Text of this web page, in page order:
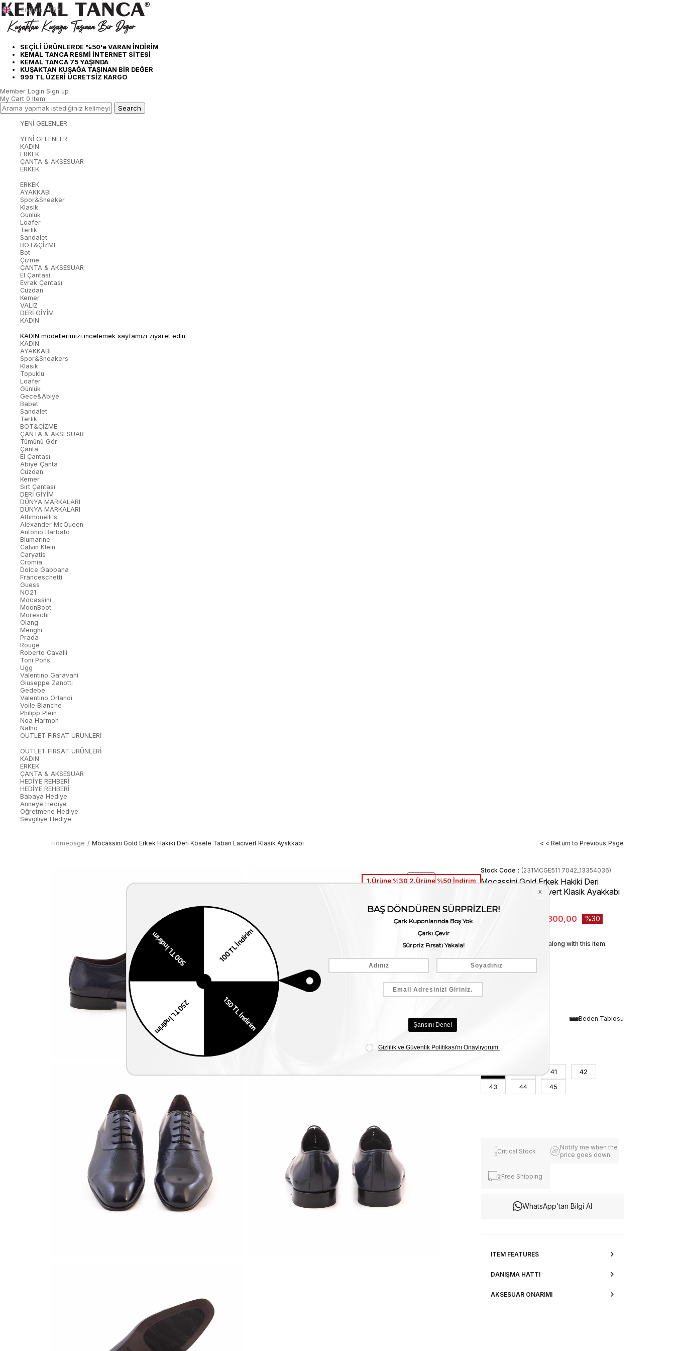
SEÇİLİ ÜRÜNLERDE %50'e VARAN İNDİRİM
KEMAL TANCA RESMİ İNTERNET SİTESİ
KEMAL TANCA 75 YAŞINDA
KUŞAKTAN KUŞAĞA TAŞINAN BİR DEĞER
999 TL ÜZERİ ÜCRETSİZ KARGO
English - TRY
Member Login Sign up
My Cart 0 Item
YENİ GELENLER
YENİ GELENLER
KADIN
ERKEK
ÇANTA & AKSESUAR
ERKEK
ERKEK
AYAKKABI
Spor&Sneaker
Klasik
Günlük
Loafer
Terlik
Sandalet
BOT&ÇİZME
Bot
Çizme
ÇANTA & AKSESUAR
El Çantası
Evrak Çantası
Cüzdan
Kemer
VALİZ
DERİ GİYİM
KADIN
KADIN modellerimizi incelemek sayfamızı ziyaret edin.
KADIN
AYAKKABI
Spor&Sneakers
Klasik
Topuklu
Loafer
Günlük
Gece&Abiye
Babet
Sandalet
Terlik
BOT&ÇİZME
ÇANTA & AKSESUAR
Tümünü Gör
Çanta
El Çantası
Abiye Çanta
Cüzdan
Kemer
Sırt Çantası
DERİ GİYİM
DÜNYA MARKALARI
DÜNYA MARKALARI
Attimonelli's
Alexander McQueen
Antonio Barbato
Blumarine
Calvin Klein
Caryatis
Cromia
Dolce Gabbana
Franceschetti
Guess
NO21
Mocassini
MoonBoot
Moreschi
Olang
Menghi
Prada
Rouge
Roberto Cavalli
Toni Pons
Ugg
Valentino Garavani
Giuseppe Zanotti
Gedebe
Valentino Orlandi
Voile Blanche
Philipp Plein
Noa Harmon
Nalho
OUTLET FIRSAT ÜRÜNLERİ
OUTLET FIRSAT ÜRÜNLERİ
KADIN
ERKEK
ÇANTA & AKSESUAR
HEDİYE REHBERİ
HEDİYE REHBERİ
Babaya Hediye
Anneye Hediye
Öğretmene Hediye
Sevgiliye Hediye
Homepage Mocassini Gold Erkek Hakiki Deri Kösele Taban Lacivert Klasik Ayakkabı < < Return to Previous Page
1.Ürüne %30 2.Ürüne %50 İndirim
Stock Code (231MCGE511 7042_13354036)
Mocassini Gold Erkek Hakiki Deri
Kösele Taban Lacivert Klasik Ayakkabı
Stock Amount
₺13.300,00 30
We recommend these along with this item.
Beden Tablosu
41
42
43
44 45
Critical Stock
Notify me when the
price goes down
Free Shipping
WhatsApp’tan Bilgi Al
ITEM FEATURES
DANIŞMA HATTI
AKSESUAR ONARIMI